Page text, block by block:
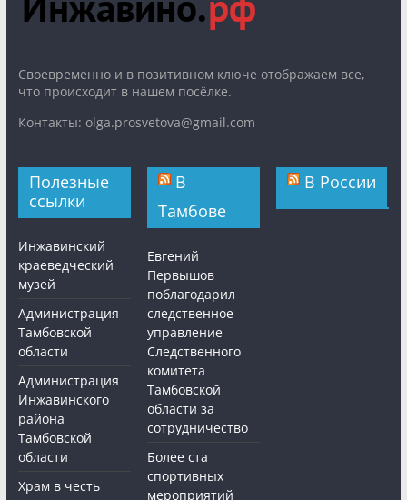
Cвоевременно и в позитивном ключе отображаем все,
что происходит в нашем посёлке.
Контакты: olga.prosvetova@gmail.com
Полезные
ссылки
Инжавинский
краеведческий
музей
Администрация
Тамбовской
области
Администрация
Инжавинского
района
Тамбовской
области
Храм в честь
В
Тамбове
Евгений
Первышов
поблагодарил
следственное
управление
Следственного
комитета
Тамбовской
области за
сотрудничество
Более ста
спортивных
мероприятий
В России